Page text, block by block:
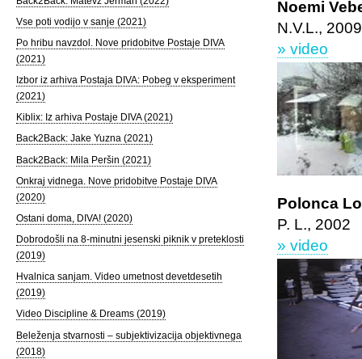
Noemi
N.V.L., 2009
» video
Polonca
P. L., 2002
» video
Vse poti vodijo v sanje (2021)
Po hribu navzdol. Nove pridobitve Postaje DIVA
(2021)
Izbor iz arhiva Postaja DIVA: Pobeg v eksperiment
(2021)
Kiblix: Iz arhiva Postaje DIVA (2021)
Back2Back: Jake Yuzna (2021)
Back2Back: Mila Peršin (2021)
Onkraj vidnega. Nove pridobitve Postaje DIVA
(2020)
Ostani doma, DIVA! (2020)
Dobrodošli na 8-minutni jesenski piknik v preteklosti
(2019)
Hvalnica sanjam. Video umetnost devetdesetih
(2019)
Video Discipline & Dreams (2019)
Beleženja stvarnosti – subjektivizacija objektivnega
(2018)